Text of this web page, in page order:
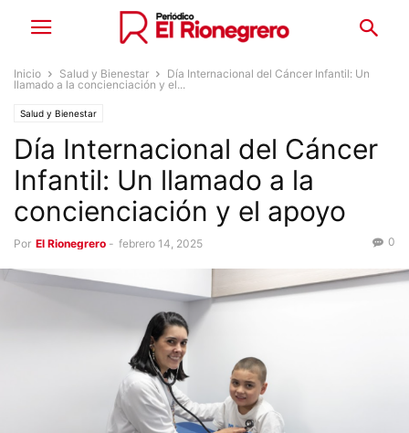
Inicio Salud y Bienestar
Día Internacional del Cáncer Infantil: Un
llamado a la concienciación y el...
Salud y Bienestar
Día Internacional del Cáncer
Infantil: Un llamado a la
concienciación y el apoyo
Por El Rionegrero - febrero 14, 2025 0